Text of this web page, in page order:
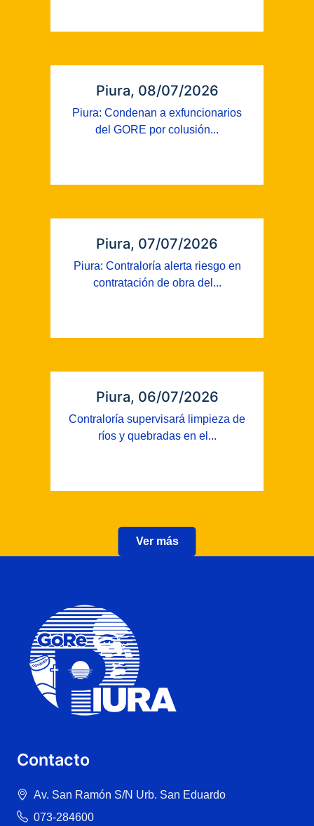
Piura, 08/07/2026
Piura: Condenan a exfuncionarios
del GORE por colusión...
Piura, 07/07/2026
Piura: Contraloría alerta riesgo en
contratación de obra del...
Piura, 06/07/2026
Contraloría supervisará limpieza de
ríos y quebradas en el...
Ver más
Contacto
Av. San Ramón S/N Urb. San Eduardo
073-284600